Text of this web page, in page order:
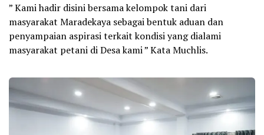
” Kami hadir disini bersama kelompok tani dari
masyarakat Maradekaya sebagai bentuk aduan dan
penyampaian aspirasi terkait kondisi yang dialami
masyarakat petani di Desa kami ” Kata Muchlis.